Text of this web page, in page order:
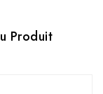
Produit